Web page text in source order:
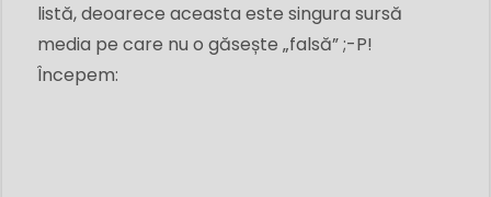
listă, deoarece aceasta este singura sursă
media pe care nu o găsește „falsă” ;-P!
Începem: